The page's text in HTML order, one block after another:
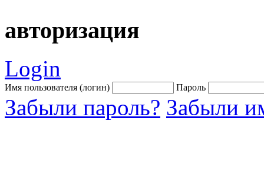
авторизация
Login
Имя пользователя (логин) Пароль
Забыли пароль? Забыли